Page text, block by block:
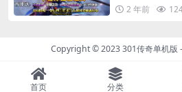
2 年前
Copyright © 2023301传奇单机版
首页 分类